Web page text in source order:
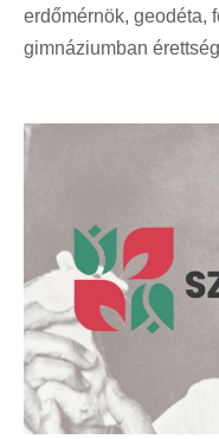
erdőmérnök, geodéta,
gimnáziumban